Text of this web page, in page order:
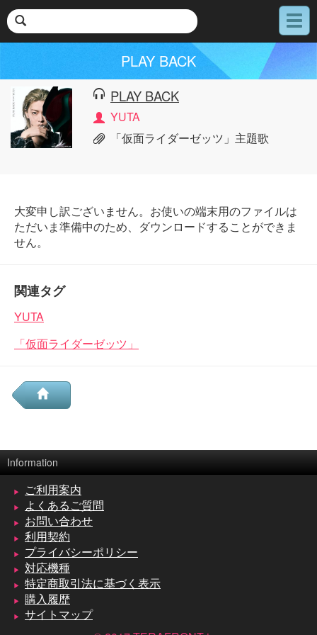
メ
ニ
PLAY BACK
PLAY BACK
YUTA
「仮面ライダーゼッツ」主題歌
大変申し訳ございません。お使いの端末用のファイルは
ただいま準備中のため、ダウンロードすることができま
せん。
関連タグ
YUTA
「仮面ライダーゼッツ」
Information
ご利用案内
よくあるご質問
お問い合わせ
利用契約
プライバシーポリシー
対応機種
特定商取引法に基づく表示
購入履歴
サイトマップ